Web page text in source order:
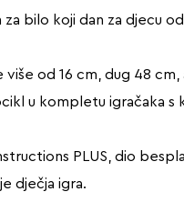
bilo koji dan za djecu
od 16 cm, dug 48 cm,
u kompletu igračaka
PLUS, dio
dječja igra.